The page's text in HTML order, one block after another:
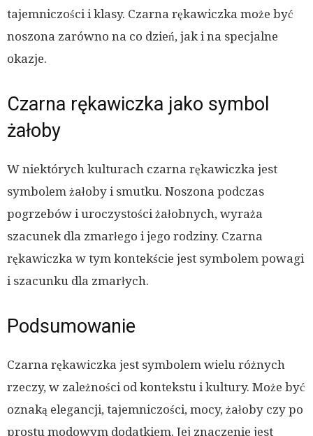
tajemniczości i klasy. Czarna rękawiczka może być
noszona zarówno na co dzień, jak i na specjalne
okazje.
Czarna rękawiczka jako symbol
żałoby
W niektórych kulturach czarna rękawiczka jest
symbolem żałoby i smutku. Noszona podczas
pogrzebów i uroczystości żałobnych, wyraża
szacunek dla zmarłego i jego rodziny. Czarna
rękawiczka w tym kontekście jest symbolem powagi
i szacunku dla zmarłych.
Podsumowanie
Czarna rękawiczka jest symbolem wielu różnych
rzeczy, w zależności od kontekstu i kultury. Może być
oznaką elegancji, tajemniczości, mocy, żałoby czy po
prostu modowym dodatkiem. Jej znaczenie jest